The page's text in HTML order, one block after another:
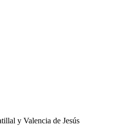
y Valencia de Jesús